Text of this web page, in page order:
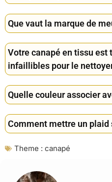
Que vaut la marque de
Votre canapé en tissu est
infaillibles pour le
Quelle couleur associer
Comment mettre un plaid
Theme : canapé